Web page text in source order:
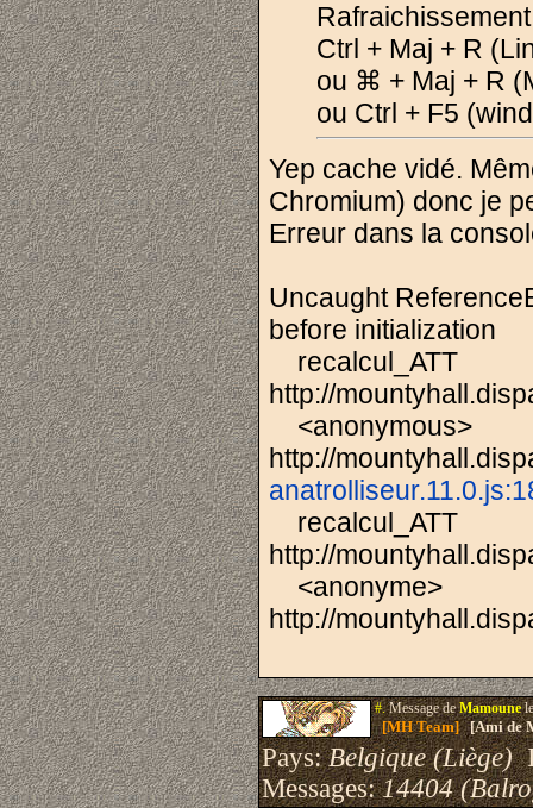
Ctrl + Maj + R
ou ⌘ + Maj + R
ou Ctrl + F5
Yep cache vidé.
Chromium) donc je
Erreur dans la
Uncaught
before initialization
recalcul_ATT
http://
<anonymous>
http://
anatrolliseur.11.0.js
recalcul_ATT
http://
<anonyme>
http://
#.Message deMamoune
[MH Team][Ami de
Pays:Belgique (Liège)
Messages:14404